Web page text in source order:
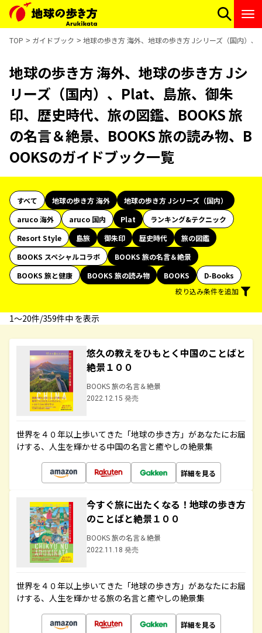
TOP ガイドブック 地球の歩き方 海外、地球の歩き方 Jシリーズ（国内）
地球の歩き方 海外、地球の歩き方 Jシ
リーズ（国内）、Plat、島旅、御朱
印、歴史時代、旅の図鑑、BOOKS 旅
の名言＆絶景、BOOKS 旅の読み物、B
OOKSのガイドブック一覧
すべて 地球の歩き方 海外
地球の歩き方 Jシリーズ（国内）
aruco 海外
aruco 国内 Plat
ランキング&テクニック
Resort Style
島旅 御朱印 歴史時代
旅の図鑑
BOOKS スペシャルコラボ
BOOKS 旅の名言＆絶景
BOOKS 旅と健康
BOOKS 旅の読み物 BOOKS
D-Books
絞り込み条件を追加
1〜20件/359件中 を表示
悠久の教えをひもとく中国のことばと
絶景１００
BOOKS 旅の名言＆絶景
2022.12.15 発売
世界を４０年以上歩いてきた「地球の歩き方」があなたにお届
けする、人生を輝かせる中国の名言と癒やしの絶景集
詳細を見る
今すぐ旅に出たくなる！地球の歩き方
のことばと絶景１００
BOOKS 旅の名言＆絶景
2022.11.18 発売
世界を４０年以上歩いてきた「地球の歩き方」があなたにお届
けする、人生を輝かせる旅の名言と癒やしの絶景集
詳細を見る